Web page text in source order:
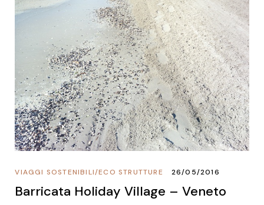
ECO STRUTTURE
/
VIAGGI SOSTENIBILI 26/05/2016
Barricata Holiday Village – Veneto